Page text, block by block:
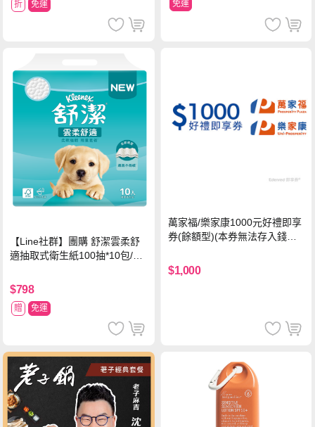
折 免運 免運
【Line社群】團購 舒潔雲柔舒
適抽取式衛生紙100抽*10包/6
$798
贈 免運
萬家福/樂家康1000元好禮即享
券(餘額型)(本券無法存入錢包
$1,000